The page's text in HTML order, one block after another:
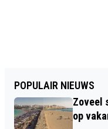
POPULAIR NIEUWS
Zoveel
op